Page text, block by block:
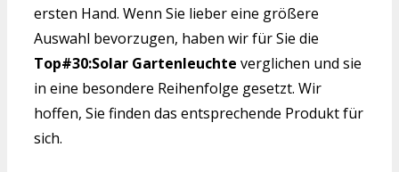
ersten Hand. Wenn Sie lieber eine größere
Auswahl bevorzugen, haben wir für Sie die
Top#30:Solar Gartenleuchte verglichen und sie
in eine besondere Reihenfolge gesetzt. Wir
hoffen, Sie finden das entsprechende Produkt für
sich.